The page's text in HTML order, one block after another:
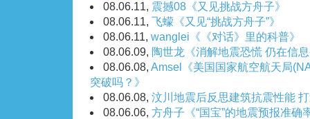
08.06.11, 震撼08《又见挑战方舟子》
08.06.11, 飞蠓《又见“挑战方舟子”》
08.06.11, wanglei《《对话》里的科普》
08.06.09, 陶世龙《消解地震恐慌 仍在信
08.06.08, Amsel《美国国家航空航天局
突破吗？》
08.06.08, 汶川地震后反思建筑抗震性能
08.06.06, 方舟子《“国宝”的地震预报准确